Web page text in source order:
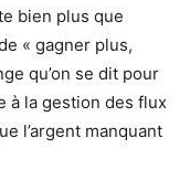
bien plus que
« gagner plus,
qu’on se dit pour
à la gestion des flux
l’argent manquant